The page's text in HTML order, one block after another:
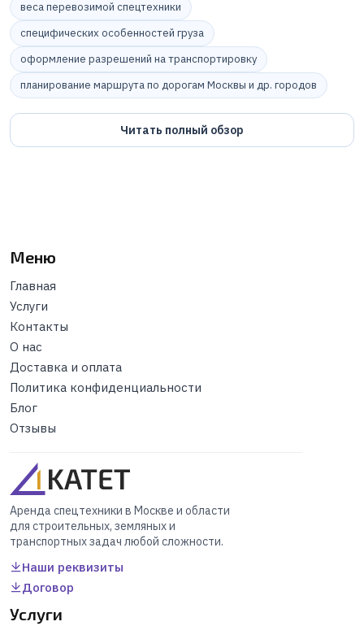
веса перевозимой спецтехники
специфических особенностей груза
оформление разрешений на транспортировку
планирование маршрута по дорогам Москвы и др. городов
Читать полный обзор
Меню
Главная
Услуги
Контакты
О нас
Доставка и оплата
Политика конфиденциальности
Блог
Отзывы
Аренда спецтехники в Москве и области
для строительных, земляных и
транспортных задач любой сложности.
Наши реквизиты
Договор
Услуги